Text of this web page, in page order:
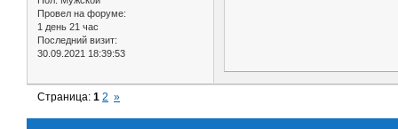
Провел на форуме:
1 день 21 час
Последний визит:
30.09.2021 18:39:53
Страница:1 2 »